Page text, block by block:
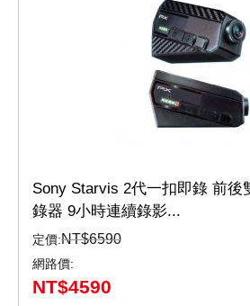
Sony Starvis 2代一扣即錄 前後
錄器 9小時連續錄影...
定價:NT$6590
網路價:
NT$4590